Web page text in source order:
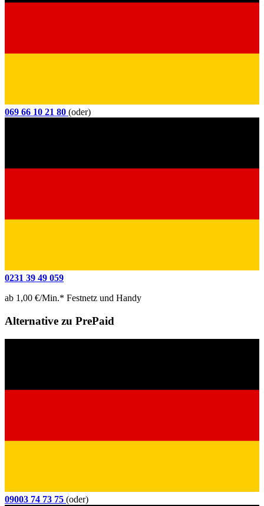
069 66 10 21 80 (oder)
0231 39 49 059
ab 1,00 €/Min.* Festnetz und Handy
Alternative zu PrePaid
09003 74 73 75 (oder)